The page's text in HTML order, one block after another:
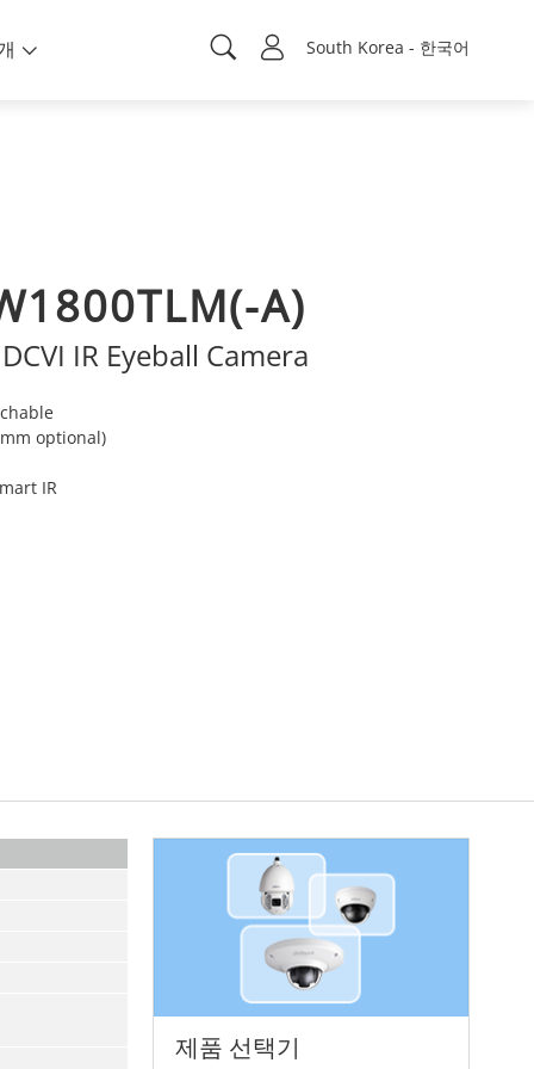
South Korea - 한국어
A)
IR Eyeball Camera
optional)
IR
제품 선택기